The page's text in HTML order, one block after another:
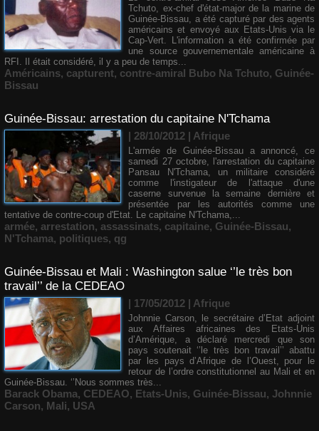
Tchuto, ex-chef d'état-major de la marine de
Guinée-Bissau, a été capturé par des agents
américains et envoyé aux Etats-Unis via le
Cap-Vert. L'information a été confirmée par
une source gouvernementale américaine à
RFI. Il était considéré, il y a peu de temps...
Américains, capturent, contre-amiral Bubo Na Tchuto, Guinée-
Bissau
Guinée-Bissau: arrestation du capitaine N'Tchama
| 28/10/2012 | Afrique
L'armée de Guinée-Bissau a annoncé, ce
samedi 27 octobre, l'arrestation du capitaine
Pansau N'Tchama, un militaire considéré
comme l'instigateur de l'attaque d'une
caserne survenue la semaine dernière et
présentée par les autorités comme une
tentative de contre-coup d'Etat. Le capitaine N'Tchama,...
armée, arrestation, assassinats, capitaine, Guinée-Bissau,
N'Tchama, politiques, qg
Guinée-Bissau et Mali : Washington salue ‘’le très bon
travail’’ de la CEDEAO
| 17/05/2012 | Afrique
Johnnie Carson, le secrétaire d’Etat adjoint
aux Affaires africaines des Etats-Unis
d’Amérique, a déclaré mercredi que son
pays soutenait ‘’le très bon travail’’ abattu
par les pays d’Afrique de l’Ouest, pour le
retour de l’ordre constitutionnel au Mali et en
Guinée-Bissau. ‘’Nous sommes très...
Barack Obama, CEDEAO, Etats-Unis, Guinée-Bissau, Johnnie
Carson, Mali, USA